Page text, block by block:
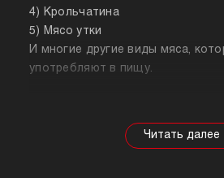
4) Крольчатина
5) Мясо утки
И многие другие виды мяса,
употребляют в пищу.
полезных свойствах. Важно
зависимости от животного